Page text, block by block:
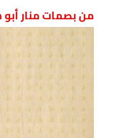
من بصمات منار أبو